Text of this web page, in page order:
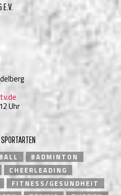
E.V.
Uhr
BADMINTON
CHEERLEADING
FITNESS/GESUNDHEIT